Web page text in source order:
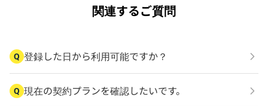
関連するご質問
Q 登録した日から利用可能ですか？
Q 現在の契約プランを確認したいです。